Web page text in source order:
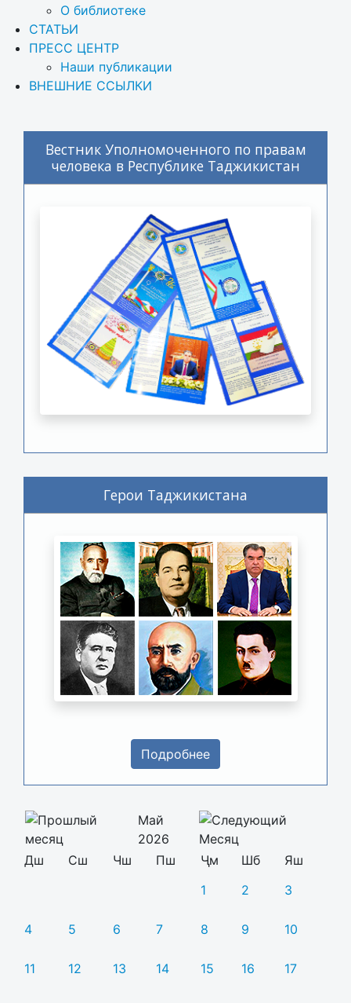
О библиотеке
СТАТЬИ
ПРЕСС ЦЕНТР
Наши публикации
ВНЕШНИЕ ССЫЛКИ
Вестник Уполномоченного по правам
человека в Республике Таджикистан
Герои Таджикистана
Подробнее
Май
2026
Дш
Сш Чш Пш Ҷм Шб
Яш
1
2 3
4 5 6 7 8 9 10
11 12 13 14 15 16 17